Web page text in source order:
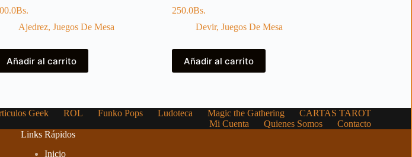
Bs.
Ajedrez, Juegos De Mesa
Añadir al carrito
250.0Bs.
Devir, Juegos De Mesa
Añadir al carrito
Geek ROL Funko Pops Ludoteca Magic the Gathering
CARTAS TAROT
Mi Cuenta
Quienes Somos
Contacto
Links Rápidos
Inicio